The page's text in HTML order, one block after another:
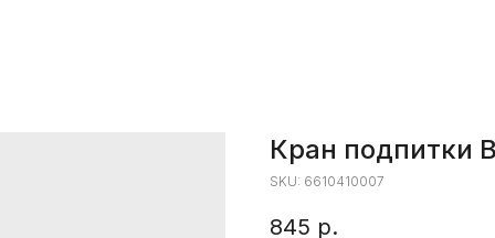
Кран подпитки
SKU: 6610410007
845 р.